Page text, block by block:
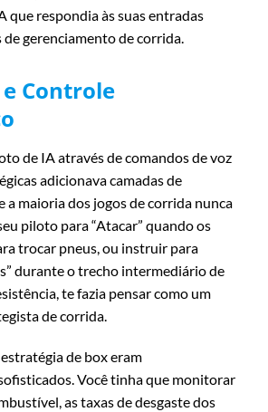
que respondia às suas entradas
de gerenciamento de corrida.
Controle
de IA através de comandos de voz
adicionava camadas de
a maioria dos jogos de corrida nunca
piloto para “Atacar” quando os
trocar pneus, ou instruir para
durante o trecho intermediário de
te fazia pensar como um
de corrida.
de box eram
Você tinha que monitorar
as taxas de desgaste dos